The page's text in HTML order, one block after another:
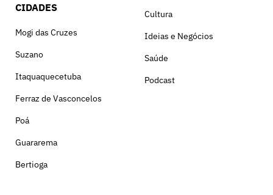
CIDADES
Mogi das Cruzes
Suzano
Itaquaquecetuba
Ferraz de Vasconcelos
Poá
Guararema
Bertioga
Cultura
Ideias e Negócios
Saúde
Podcast